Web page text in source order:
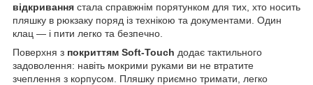
відкривання стала справжнім порятунком для тих, хто носить
пляшку в рюкзаку поряд із технікою та документами. Один
клац — і пити легко та безпечно.
Поверхня з покриттям Soft-Touch додає тактильного
задоволення: навіть мокрими руками ви не втратите
зчеплення з корпусом. Пляшку приємно тримати, легко